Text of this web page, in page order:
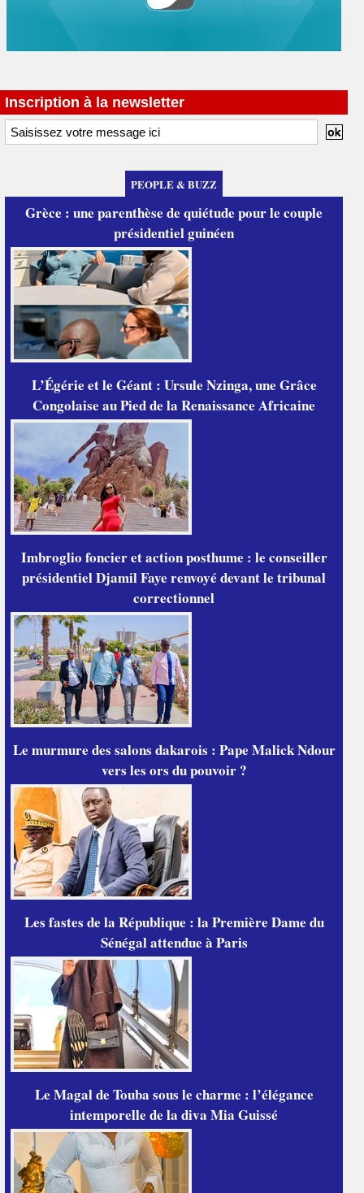
Inscription à la newsletter
PEOPLE & BUZZ
Grèce : une parenthèse de quiétude pour le couple
présidentiel guinéen
L’Égérie et le Géant : Ursule Nzinga, une Grâce
Congolaise au Pied de la Renaissance Africaine
Imbroglio foncier et action posthume : le conseiller
présidentiel Djamil Faye renvoyé devant le tribunal
correctionnel
Le murmure des salons dakarois : Pape Malick Ndour
vers les ors du pouvoir ?
Les fastes de la République : la Première Dame du
Sénégal attendue à Paris
Le Magal de Touba sous le charme : l’élégance
intemporelle de la diva Mia Guissé